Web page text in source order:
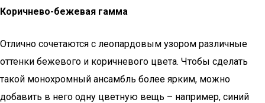
Коричнево-бежевая гамма
Отлично сочетаются с леопардовым узором различные
оттенки бежевого и коричневого цвета. Чтобы сделать
такой монохромный ансамбль более ярким, можно
добавить в него одну цветную вещь – например, синий